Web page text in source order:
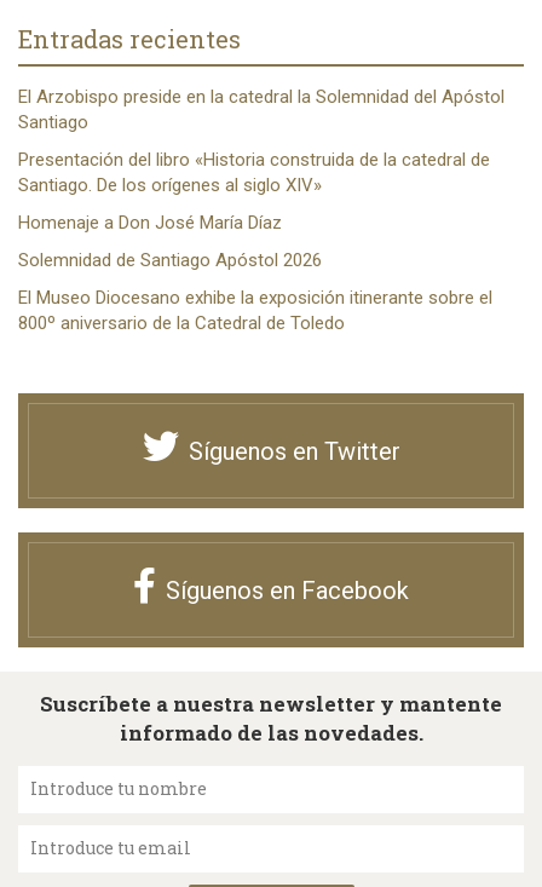
Entradas recientes
El Arzobispo preside en la catedral la Solemnidad del Apóstol
Santiago
Presentación del libro «Historia construida de la catedral de
Santiago. De los orígenes al siglo XIV»
Homenaje a Don José María Díaz
Solemnidad de Santiago Apóstol 2026
El Museo Diocesano exhibe la exposición itinerante sobre el
800º aniversario de la Catedral de Toledo
Síguenos en Twitter
Síguenos en Facebook
Suscríbete a nuestra newsletter y mantente
informado de las novedades.
Introduce tu nombre
Introduce tu email